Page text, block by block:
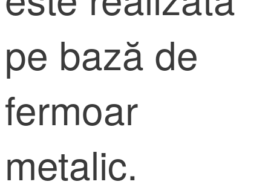
pe bază de
fermoar
metalic.